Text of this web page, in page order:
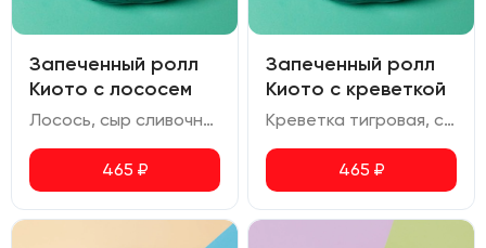
Запеченный ролл
Киото с лососем
Лосось, сыр сливочный, соус для запекания, соус унаги
465 ₽
Запеченный ролл
Киото с креветкой
Креветка тигровая, сыр сливочный, соус для запекания, соус унаги
465 ₽